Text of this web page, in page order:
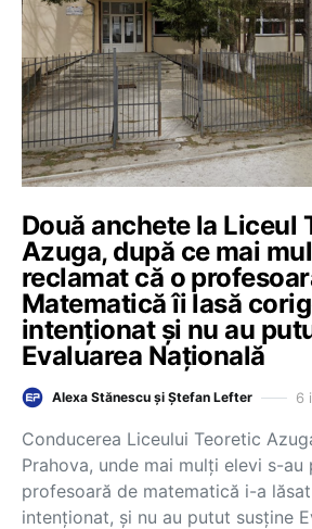
Două anchete la Liceul
Azuga, după ce mai
reclamat că o
Matematică îi lasă
intenționat și nu au
Evaluarea Națională
Alexa Stănescu și Ștefan Lefter 6
Conducerea Liceului Teoretic
Prahova, unde mai mulți elevi s-au
profesoară de matematică i-a
intenționat, și nu au putut susține